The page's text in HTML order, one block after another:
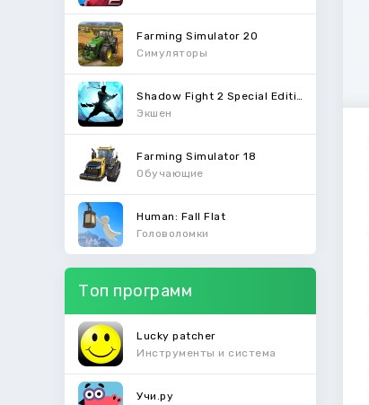
Farming Simulator 20
Симуляторы
Экшен
Farming Simulator 18
Обучающие
Human: Fall Flat
Головоломки
Топ программ
Lucky patcher
Инструменты и система
Учи.ру